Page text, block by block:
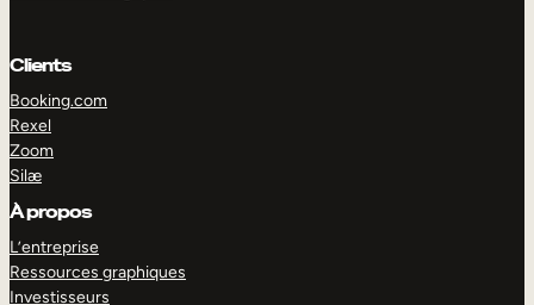
Clients
Booking.com
Rexel
Zoom
Silæ
À propos
L’entreprise
Ressources graphiques
Investisseurs